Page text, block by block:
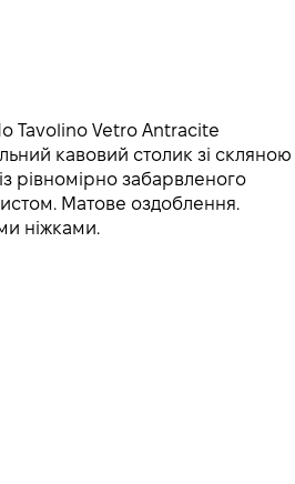
Tavolino Vetro Antracite
кавовий столик зі скляною
рівномірно забарвленого
Матове оздоблення.
ніжками.